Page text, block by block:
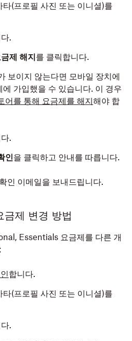
(프로필 사진 또는 이니셜)를
.
제 해지를 클릭합니다.
보이지 않는다면 모바일 장치에
가입했을 수 있습니다. 이 경우
어를 통해 요금제를 해지해야 합
.
인을 클릭하고 안내를 따릅니다.
인 이메일을 보내드립니다.
제 변경 방법
Essentials 요금제를 다른 개
합니다.
(프로필 사진 또는 이니셜)를
.